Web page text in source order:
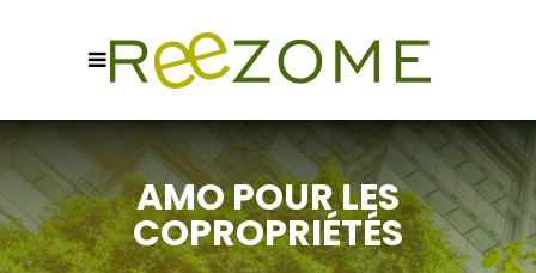
AMO POUR LES
COPROPRIÉTÉS